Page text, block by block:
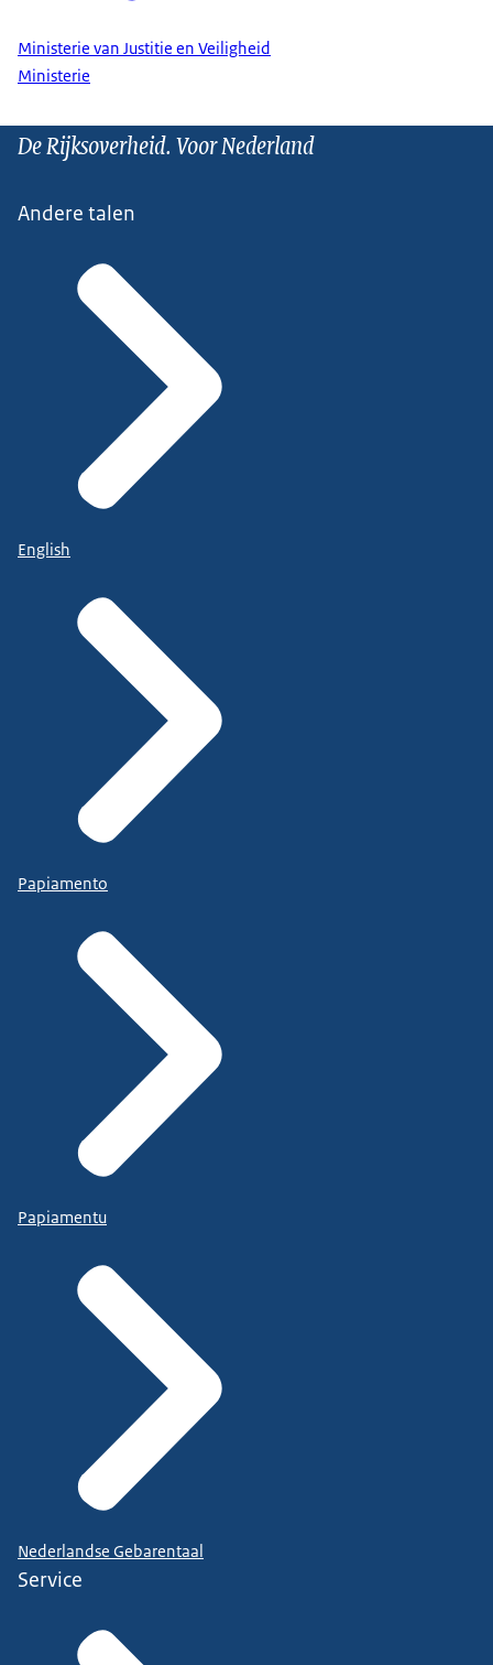
Ministerie van Justitie en Veiligheid
Ministerie
De Rijksoverheid. Voor Nederland
Andere talen
English
Papiamento
Papiamentu
Nederlandse Gebarentaal
Service